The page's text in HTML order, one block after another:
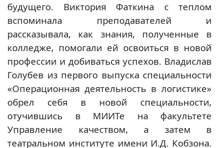
будущего. Виктория Фаткина с теплом
вспоминала преподавателей и
рассказывала, как знания, полученные в
колледже, помогали ей освоиться в новой
профессии и добиваться успехов. Владислав
Голубев из первого выпуска специальности
«Операционная деятельность в логистике»
обрел себя в новой специальности,
отучившись в МИИТе на факультете
Управление качеством, а затем в
театральном институте имени И.Д. Кобзона.